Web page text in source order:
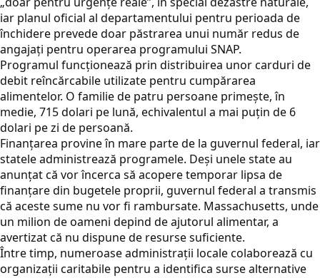
iar planul oficial al departamentului pentru perioada de
închidere prevede doar păstrarea unui număr redus de
angajați pentru operarea programului SNAP.
Programul funcționează prin distribuirea unor carduri de
debit reîncărcabile utilizate pentru cumpărarea
alimentelor. O familie de patru persoane primește, în
medie, 715 dolari pe lună, echivalentul a mai puțin de 6
dolari pe zi de persoană.
Finanțarea provine în mare parte de la guvernul federal, iar
statele administrează programele. Deși unele state au
anunțat că vor încerca să acopere temporar lipsa de
finanțare din bugetele proprii, guvernul federal a transmis
că aceste sume nu vor fi rambursate. Massachusetts, unde
un milion de oameni depind de ajutorul alimentar, a
avertizat că nu dispune de resurse suficiente.
Între timp, numeroase administrații locale colaborează cu
organizații caritabile pentru a identifica surse alternative